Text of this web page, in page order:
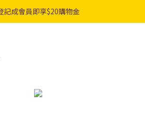
費順豐智能櫃｜$450免費送貨上門
記成會員即享$20購物金